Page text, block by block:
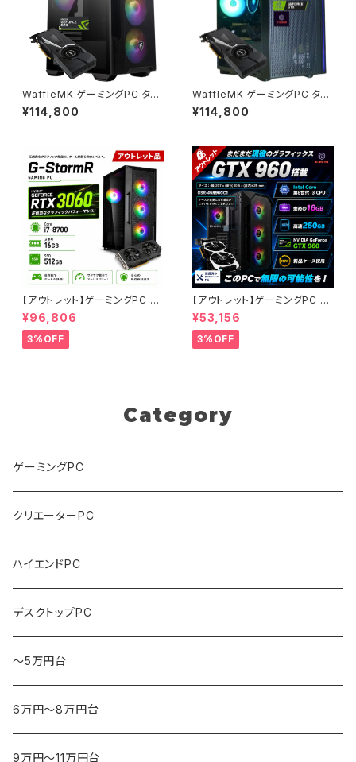
WaffleMK ゲーミングPC タワ
ー型 G-Stormシリーズ AMD
GeForce 16GBメモリ Windo
0 M100R ブラック B0CXJ1GC
5Z
¥114,800
WaffleMK ゲーミングPC タワ
ー型 G-Stormシリーズ AMD
GeForce 16GBメモリ Windo
0 H18 ブラック B0CXHXKXP
P
¥114,800
【アウトレット】ゲーミングPC G-
StormR RTX 3060 Core i7-
8700 メモリ16GB SSD512GB
特価品 90日保証
¥96,806
3%OFF
【アウトレット】ゲーミングPC 入
門機 G-StormRシリーズ 第8
世代 i3 CPU - GeForce GTX
960 4G - 16GBメモリ - SSD
250GB - Windows 10 ゲーム
¥53,156
3%OFF
Category
ゲーミングPC
クリエーターPC
ハイエンドPC
デスクトップPC
～5万円台
6万円～8万円台
9万円～11万円台